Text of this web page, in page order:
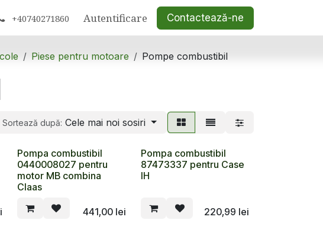
+40740271860 Autentificare Contactează-ne
Piese pentru motoare Pompe combustibil
Sortează după: Cele mai noi sosiri
Pompa combustibil
0440008027 pentru
motor MB combina
Claas
441,00lei
Pompa combustibil
87473337 pentru Case
IH
220,99 lei